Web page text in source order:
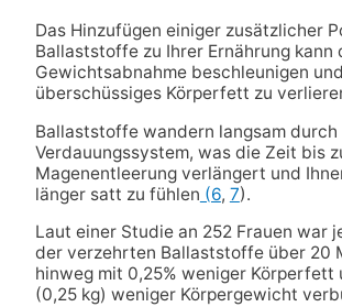
Das Hinzufügen einiger zusätzlicher
Ballaststoffe zu Ihrer Ernährung kann
Gewichtsabnahme beschleunigen
überschüssiges Körperfett zu
Ballaststoffe wandern langsam durch
Verdauungssystem, was die Zeit bis
Magenentleerung verlängert und
länger satt zu fühlen (6, 7).
Laut einer Studie an 252 Frauen war
der verzehrten Ballaststoffe über 20
hinweg mit 0,25% weniger Körperfett
(0,25 kg) weniger Körpergewicht